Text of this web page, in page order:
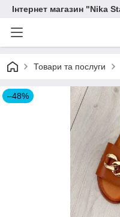
Інтернет магазин "Nika
Товари та послуги
–48%